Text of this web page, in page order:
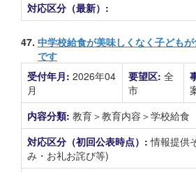
対応区分（最新）:
47. 中学校給食が美味しくなく子ども
です
受付年月: 2026年04
月
要望区: 全
市
内容分類: 教育＞教育内容＞学校給食
対応区分（初回公表時点）:情報提供
み・お礼お詫び等)